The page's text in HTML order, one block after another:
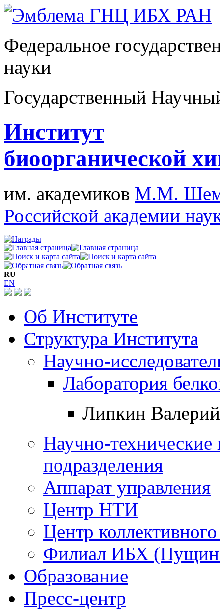
Федеральное
науки
Государственный
Институт
биоорганической
им. академиков М.М.
Российской академии
RU
EN
Об Институте
Структура Института
Научно-
Лаборатория
Липкин
Научно-технические
подразделения
Аппарат управления
Центр НТИ
Центр
Филиал ИБХ
Образование
Пресс-центр